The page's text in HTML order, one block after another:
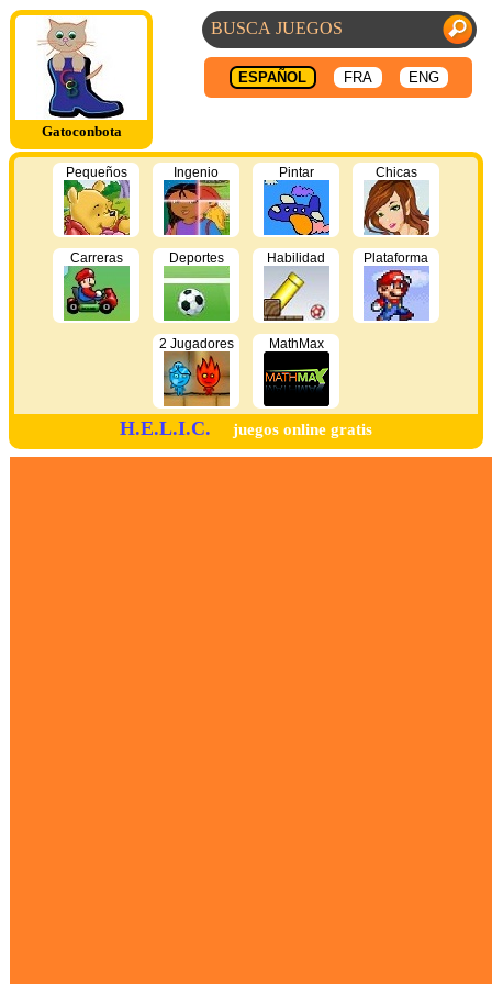
Gatoconbota
ESPAÑOL FRA ENG
Pequeños Ingenio Pintar Chicas
Carreras Deportes Habilidad Plataforma
2 Jugadores MathMax
H.E.L.I.C. juegos online gratis